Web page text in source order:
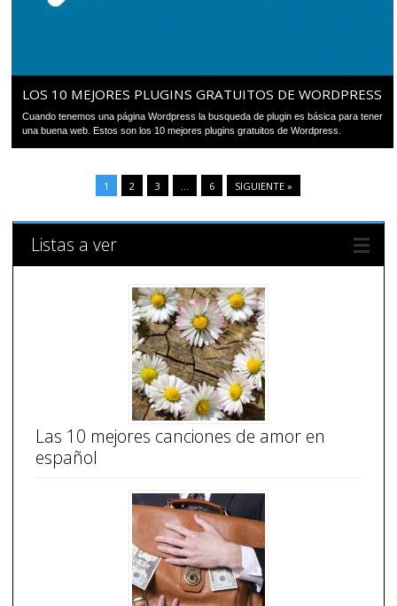
LOS 10 MEJORES PLUGINS GRATUITOS DE WORDPRESS
Cuando tenemos una página Wordpress la busqueda de plugin es básica para tener
una buena web. Estos son los 10 mejores plugins gratuitos de Wordpress.
1 2 3 … 6 SIGUIENTE »
Listas a ver
Las 10 mejores canciones de amor en
español